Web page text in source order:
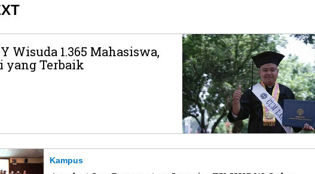
Wisuda 1.365 Mahasiswa,
yang Terbaik
Kampus